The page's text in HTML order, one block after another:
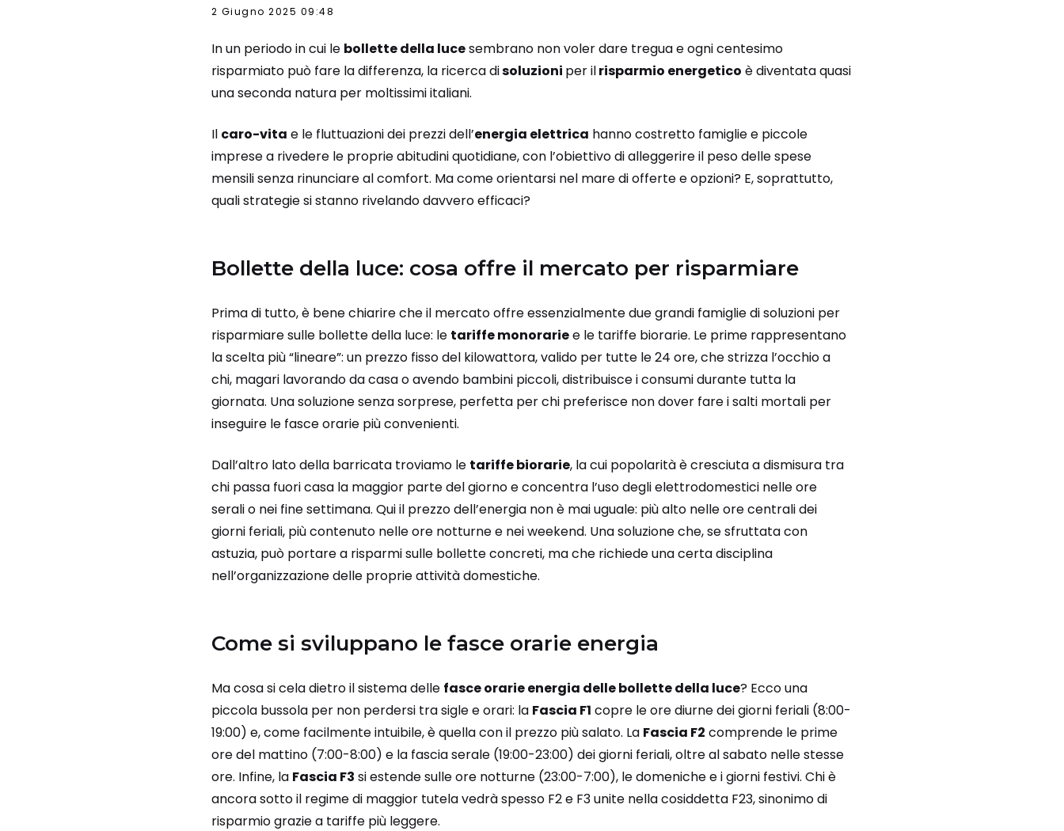
2 Giugno 2025 09:48
In un periodo in cui le bollette della lucesembrano non voler dare tregua e ogni centesimo
risparmiato può fare la differenza, la ricerca disoluzioni per ilrisparmio energetico è diventata quasi
una seconda natura per moltissimi italiani.
Il caro-vita e le fluttuazioni dei prezzi dell’energia elettrica hanno costretto famiglie e piccole
imprese a rivedere le proprie abitudini quotidiane, con l’obiettivo di alleggerire il peso delle spese
mensili senza rinunciare al comfort. Ma come orientarsi nel mare di offerte e opzioni? E, soprattutto,
quali strategie si stanno rivelando davvero efficaci?
Bollette della luce: cosa offre il mercato per risparmiare
Prima di tutto, è bene chiarire che il mercato offre essenzialmente due grandi famiglie di soluzioni per
risparmiare sulle bollette della luce: le tariffe monorariee le tariffe biorarie. Le prime rappresentano
la scelta più “lineare”: un prezzo fisso del kilowattora, valido per tutte le 24 ore, che strizza l’occhio a
chi, magari lavorando da casa o avendo bambini piccoli, distribuisce i consumi durante tutta la
giornata. Una soluzione senza sorprese, perfetta per chi preferisce non dover fare i salti mortali per
inseguire le fasce orarie più convenienti.
Dall’altro lato della barricata troviamo le tariffe biorarie, la cui popolarità è cresciuta a dismisura tra
chi passa fuori casa la maggior parte del giorno e concentra l’uso degli elettrodomestici nelle ore
serali o nei fine settimana. Qui il prezzo dell’energia non è mai uguale: più alto nelle ore centrali dei
giorni feriali, più contenuto nelle ore notturne e nei weekend. Una soluzione che, se sfruttata con
astuzia, può portare a risparmi sulle bollette concreti, ma che richiede una certa disciplina
nell’organizzazione delle proprie attività domestiche.
Come si sviluppano le fasce orarie energia
Ma cosa si cela dietro il sistema delle fasce orarie energia delle bollette della luce? Ecco una
piccola bussola per non perdersi tra sigle e orari: la Fascia F1 copre le ore diurne dei giorni feriali (8:00-
19:00) e, come facilmente intuibile, è quella con il prezzo più salato. La Fascia F2 comprende le prime
ore del mattino (7:00-8:00) e la fascia serale (19:00-23:00) dei giorni feriali, oltre al sabato nelle stesse
ore. Infine, la Fascia F3 si estende sulle ore notturne (23:00-7:00), le domeniche e i giorni festivi. Chi è
ancora sotto il regime di maggior tutela vedrà spesso F2 e F3 unite nella cosiddetta F23, sinonimo di
risparmio grazie a tariffe più leggere.